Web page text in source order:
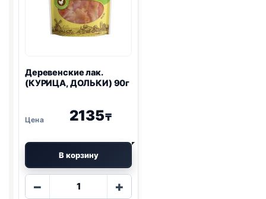
Деревенские лак.
(КУРИЦА, ДОЛЬКИ) 90г
2135₸
В корзину
−
Количество
+